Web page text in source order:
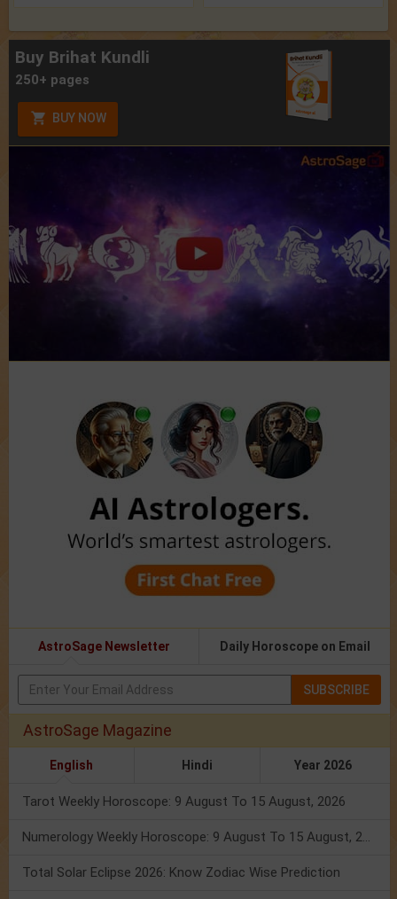
Buy Brihat Kundli
250+ pages
BUY NOW
AstroSage Newsletter Daily Horoscope on Email
SUBSCRIBE
AstroSage Magazine
English Hindi Year 2026
Tarot Weekly Horoscope: 9 August To 15 August, 2026
Numerology Weekly Horoscope: 9 August To 15 August, 2026
Total Solar Eclipse 2026: Know Zodiac Wise Prediction